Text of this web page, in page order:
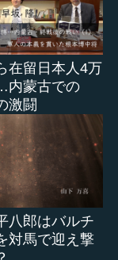
派を糾弾
在留日本人4万
内蒙古での
激闘
八郎はバルチ
対馬で迎え撃